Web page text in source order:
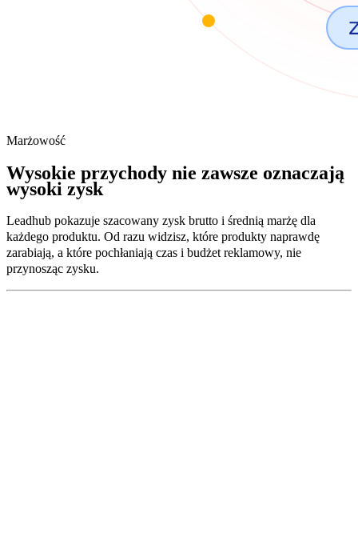
Marżowość
Wysokie przychody nie zawsze oznaczają
wysoki zysk
Leadhub pokazuje szacowany zysk brutto i średnią marżę dla
każdego produktu. Od razu widzisz, które produkty naprawdę
zarabiają, a które pochłaniają czas i budżet reklamowy, nie
przynosząc zysku.